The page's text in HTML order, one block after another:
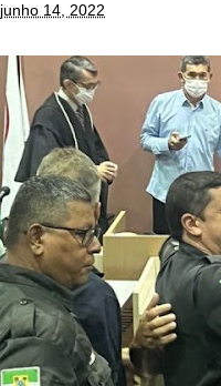
junho 14, 2022